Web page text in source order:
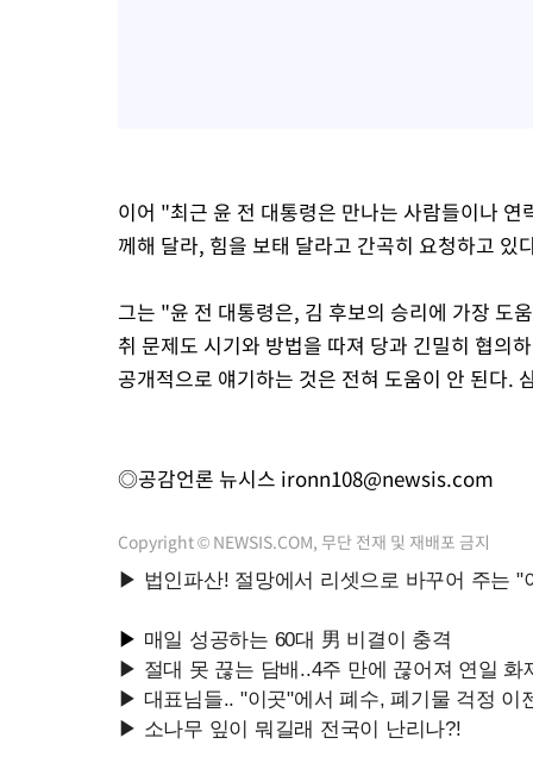
이어 "최근 윤 전 대통령은 만나는 사람들이나
께해 달라, 힘을 보태 달라고 간곡히 요청하고 있
그는 "윤 전 대통령은, 김 후보의 승리에 가장 도
취 문제도 시기와 방법을 따져 당과 긴밀히 협의
공개적으로 얘기하는 것은 전혀 도움이 안 된다
◎공감언론 뉴시스 ironn108@newsis.com
Copyright © NEWSIS.COM, 무단 전재 및 재배포 금지